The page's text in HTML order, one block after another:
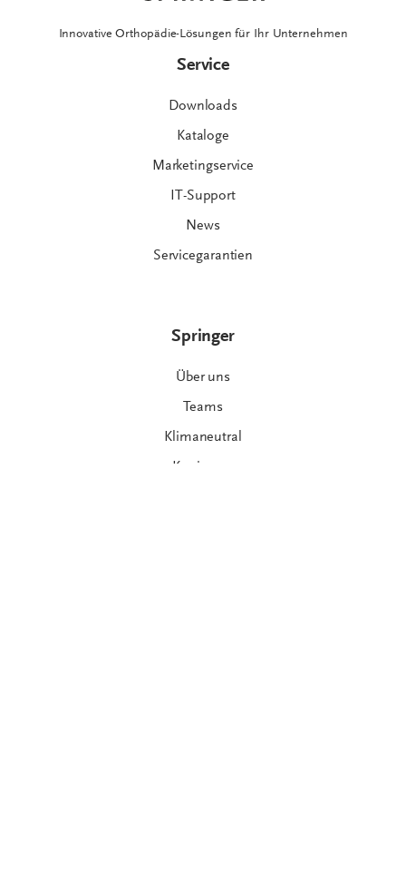
Innovative Orthopädie-Lösungen für Ihr Unternehmen
Service
Downloads
Kataloge
Marketingservice
IT-Support
News
Servicegarantien
Springer
Über uns
Teams
Klimaneutral
Karriere